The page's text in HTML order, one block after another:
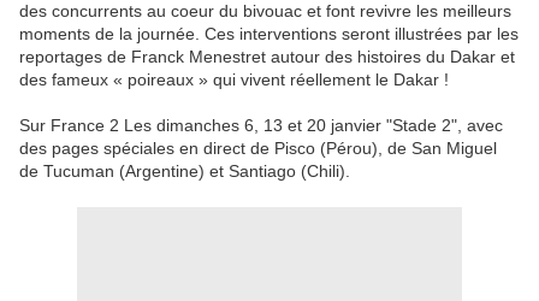
des concurrents au coeur du bivouac et font revivre les meilleurs
moments de la journée. Ces interventions seront illustrées par les
reportages de Franck Menestret autour des histoires du Dakar et
des fameux « poireaux » qui vivent réellement le Dakar !
Sur France 2 Les dimanches 6, 13 et 20 janvier "Stade 2", avec
des pages spéciales en direct de Pisco (Pérou), de San Miguel
de Tucuman (Argentine) et Santiago (Chili).